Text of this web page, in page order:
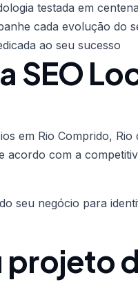
testada em
cada evolução do
ao seu sucesso
SEO
em Rio Comprido,
acordo com a
seu negócio para